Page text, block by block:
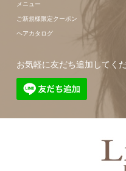
メニュー
ご新規様限定クーポン
ヘアカタログ
お気軽に友だち追加してく